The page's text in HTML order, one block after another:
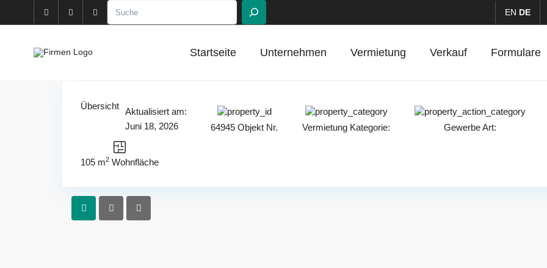
Suchen EN DE
Startseite Unternehmen Vermietung Verkauf Formulare
Übersicht
Aktualisiert am:
Juni 18, 2026
64945 Objekt Nr. Vermietung Kategorie: GewerbeArt:
105 m2 Wohnfläche